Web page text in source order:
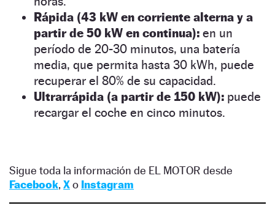
Rápida (43 kW en corriente alterna y a
partir de 50 kW en continua): en un
período de 20-30 minutos, una batería
media, que permita hasta 30 kWh, puede
recuperar el 80% de su capacidad.
Ultrarrápida (a partir de 150 kW): puede
recargar el coche en cinco minutos.
Sigue toda la información de EL MOTOR desde
Facebook, Xo Instagram